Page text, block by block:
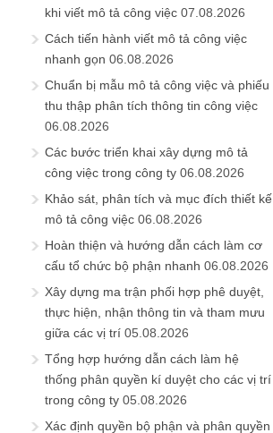
khi viết mô tả công việc 07.08.2026
Cách tiến hành viết mô tả công việc
nhanh gọn 06.08.2026
Chuẩn bị mẫu mô tả công việc và phiếu
thu thập phân tích thông tin công việc
06.08.2026
Các bước triển khai xây dựng mô tả
công việc trong công ty 06.08.2026
Khảo sát, phân tích và mục đích thiết kế
mô tả công việc 06.08.2026
Hoàn thiện và hướng dẫn cách làm cơ
cấu tổ chức bộ phận nhanh 06.08.2026
Xây dựng ma trận phối hợp phê duyệt,
thực hiện, nhận thông tin và tham mưu
giữa các vị trí 05.08.2026
Tổng hợp hướng dẫn cách làm hệ
thống phân quyền kí duyệt cho các vị trí
trong công ty 05.08.2026
Xác định quyền bộ phận và phân quyền